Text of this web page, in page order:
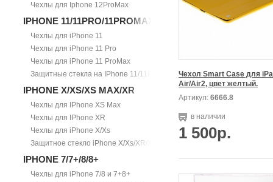
Чехлы для Iphone 12ProMax
IPHONE 11/11PRO/11PROMAX
Чехлы для iPhone 11
Чехлы для iPhone 11 Pro
Чехлы для iPhone 11 ProMax
Защитные стекла на IPhone 11/11Pro/11ProMax
IPHONE X/XS/XS MAX/XR
Чехлы для IPhone XS Max
Чехлы для IPhone XR
Чехлы для iPhone X/Xs
Защитное стекло iPhone X/Xs/XR/Xs Max
IPHONE 7/7+/8/8+
Чехлы для iPhone 7/8 и 7+8+
Чехол Smart Case для
Air/Air2, цвет желтый.
Артикул: 6666.8
в наличии
1 500р.